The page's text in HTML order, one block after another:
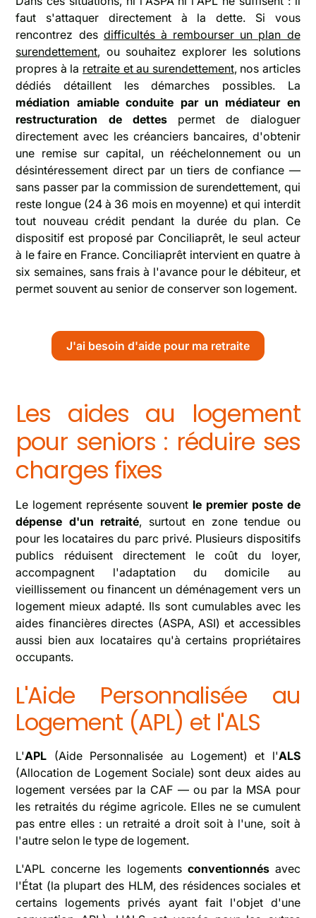
faut s'attaquer directement à la dette. Si vous
rencontrez des difficultés à rembourser un plan de
surendettement, ou souhaitez explorer les solutions
propres à la retraite et au surendettement, nos articles
dédiés détaillent les démarches possibles. La
médiation amiable conduite par un médiateur en
restructuration de dettespermet de dialoguer
directement avec les créanciers bancaires, d'obtenir
une remise sur capital, un rééchelonnement ou un
désintéressement direct par un tiers de confiance —
sans passer par la commission de surendettement, qui
reste longue (24 à 36 mois en moyenne) et qui interdit
tout nouveau crédit pendant la durée du plan. Ce
dispositif est proposé par Conciliaprêt, le seul acteur
à le faire en France. Conciliaprêt intervient en quatre à
six semaines, sans frais à l'avance pour le débiteur, et
permet souvent au senior de conserver son logement.
J'ai besoin d'aide pour ma retraite
Les aides au logement
pour seniors : réduire ses
charges fixes
Le logement représente souvent le premier poste de
dépense d'un retraité, surtout en zone tendue ou
pour les locataires du parc privé. Plusieurs dispositifs
publics réduisent directement le coût du loyer,
accompagnent l'adaptation du domicile au
vieillissement ou financent un déménagement vers un
logement mieux adapté. Ils sont cumulables avec les
aides financières directes (ASPA, ASI) et accessibles
aussi bien aux locataires qu'à certains propriétaires
occupants.
L'Aide Personnalisée au
Logement (APL) et l'ALS
L'APL (Aide Personnalisée au Logement) et l'ALS
(Allocation de Logement Sociale) sont deux aides au
logement versées par la CAF — ou par la MSA pour
les retraités du régime agricole. Elles ne se cumulent
pas entre elles : un retraité a droit soit à l'une, soit à
l'autre selon le type de logement.
L'APL concerne les logements conventionnésavec
l'État (la plupart des HLM, des résidences sociales et
certains logements privés ayant fait l'objet d'une